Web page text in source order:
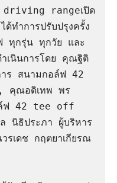
ด้ทำการปรับปรุงครั้ง
ทุกรุ่น ทุกวัย และ
เนินการโดย คุณฐิติ
าร สนามกอล์ฟ 42
ณอดิเทพ พร
ล์ฟ 42 tee off
ธิประภา ผู้บริหาร
รเดช กฤตยาเกียรณ